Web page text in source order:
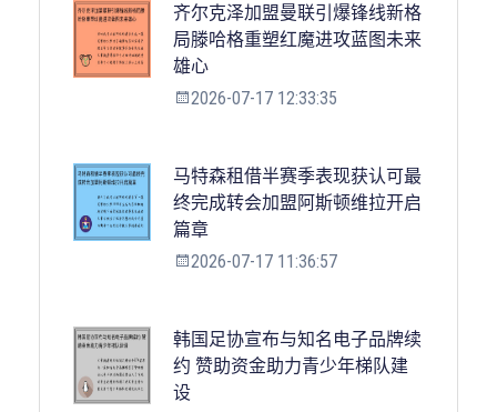
齐尔克泽加盟曼联引爆锋线新格
局滕哈格重塑红魔进攻蓝图未来
雄心
2026-07-17 12:33:35
马特森租借半赛季表现获认可最
终完成转会加盟阿斯顿维拉开启
篇章
2026-07-17 11:36:57
韩国足协宣布与知名电子品牌续
约 赞助资金助力青少年梯队建
设